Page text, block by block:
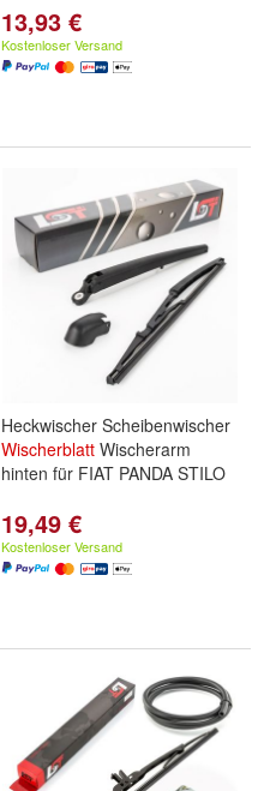
13,93 €
Kostenloser Versand
Heckwischer Scheibenwischer
Wischerblatt Wischerarm
hinten für FIAT PANDA STILO
19,49 €
Kostenloser Versand